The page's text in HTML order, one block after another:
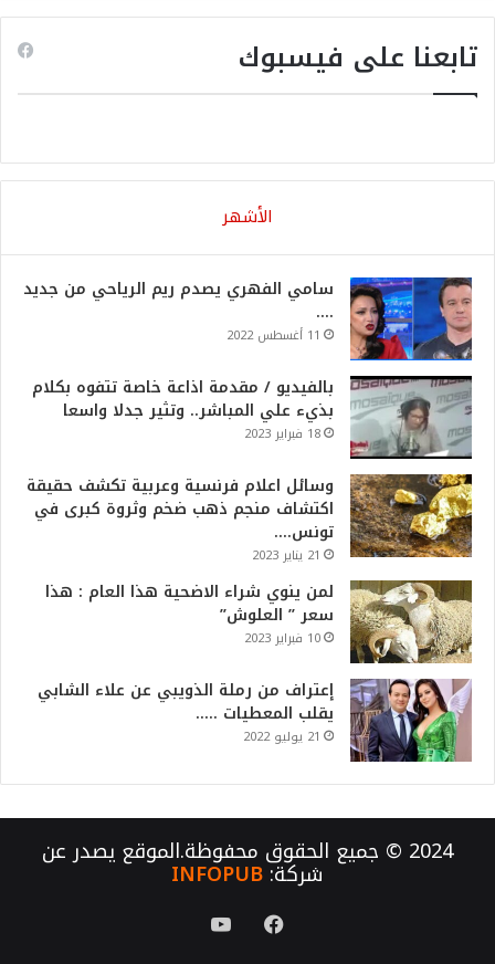
تابعنا على فيسبوك
الأشهر
سامي الفهري يصدم ريم الرياحي من جديد
….
11 أغسطس 2022
بالفيديو / مقدمة اذاعة خاصة تتفوه بكلام
بذيء علي المباشر.. وتثير جدلا واسعا
18 فبراير 2023
وسائل اعلام فرنسية وعربية تكشف حقيقة
اكتشاف منجم ذهب ضخم وثروة كبرى في
تونس….
21 يناير 2023
لمن ينوي شراء الاضحية هذا العام : هذا
سعر ” العلوش”
10 فبراير 2023
إعتراف من رملة الذويبي عن علاء الشابي
يقلب المعطيات …..
21 يوليو 2022
2024 © جميع الحقوق محفوظة.الموقع يصدر عن
شركة:INFOPUB
فيسبوكيوتيوب